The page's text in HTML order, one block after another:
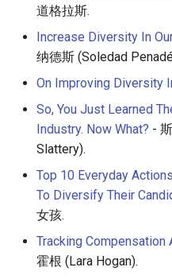
道格拉斯.
Increase Diversity In
纳德斯 (Soledad
On Improving Diversity
So, You Just Learned
Industry. Now What? -
Slattery).
Top 10 Everyday
To Diversify Their
女孩.
Tracking
霍根 (Lara Hogan).